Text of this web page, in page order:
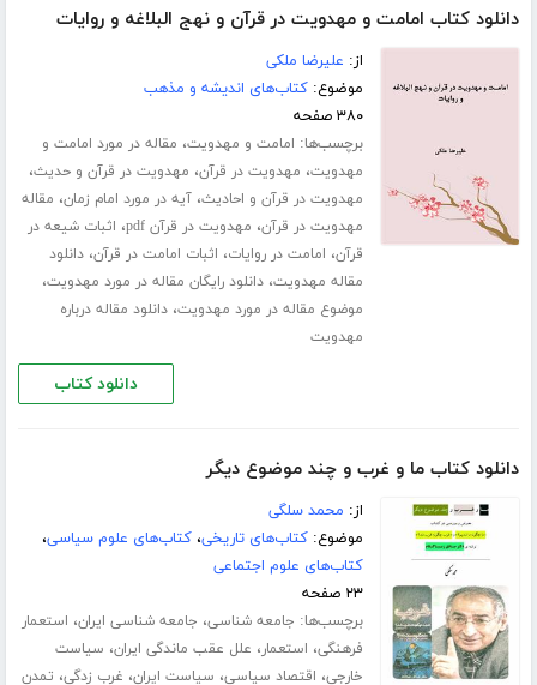
دانلود کتاب امامت و مهدویت در قرآن و نهج البلاغه و روایات
از: علیرضا ملکی
موضوع:کتاب‌های اندیشه و مذهب
۳۸۰ صفحه
برچسب‌ها: امامت و مهدویت، مقاله در مورد امامت و
مهدویت، مهدویت در قرآن، مهدویت در قرآن و حدیث،
مهدویت در قرآن و احادیث،آیه در مورد امام زمان، مقاله
مهدویت در قرآن، مهدویت در قرآن pdf ، اثبات شیعه در
قرآن، امامت در روایات، اثبات امامت در قرآن،دانلود
مقاله مهدویت،دانلود رایگان مقاله در مورد مهدویت،
موضوع مقاله در مورد مهدویت،دانلود مقاله درباره
مهدویت
دانلود کتاب
دانلود کتاب ما و غرب و چند موضوع دیگر
از: محمد سلگی
موضوع:کتاب‌های تاریخی،کتاب‌های علوم سیاسی،
کتاب‌های علوم اجتماعی
۲۳ صفحه
برچسب‌ها: جامعه شناسی، جامعه شناسی ایران، استعمار
فرهنگی، استعمار، علل عقب ماندگی ایران، سیاست
خارجی، اقتصاد سیاسی، سیاست ایران، غرب زدگی، تمدن